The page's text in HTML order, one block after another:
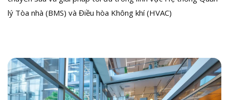
lý Tòa nhà (BMS) và Điều hòa Không khí (HVAC)